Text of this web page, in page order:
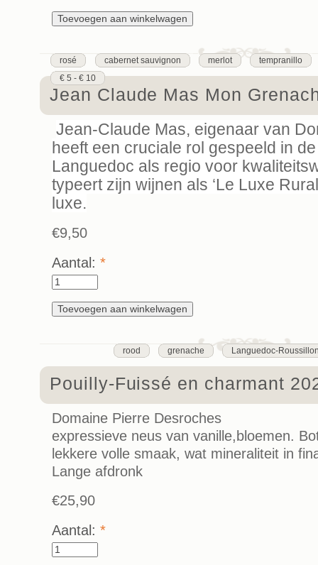
rosé cabernet sauvignon merlot
tempranillo
€ 5 - € 10
Jean Claude Mas Mon
Jean-Claude Mas, eigenaar van
heeft een cruciale rol gespeeld in
Languedoc als regio voor
typeert zijn wijnen als ‘Le Luxe
luxe.
€9,50
Aantal: *
rood grenache Languedoc-
Pouilly-Fuissé en charmant
Domaine Pierre Desroches
expressieve neus van vanille,bloemen.
lekkere volle smaak, wat mineraliteit in
Lange afdronk
€25,90
Aantal: *